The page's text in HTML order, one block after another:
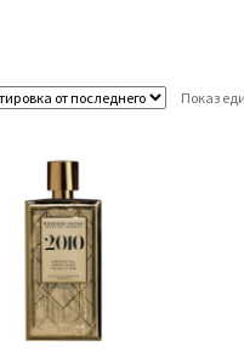
Показ